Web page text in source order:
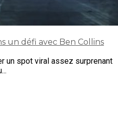
un défi avec Ben Collins
un spot viral assez surprenant